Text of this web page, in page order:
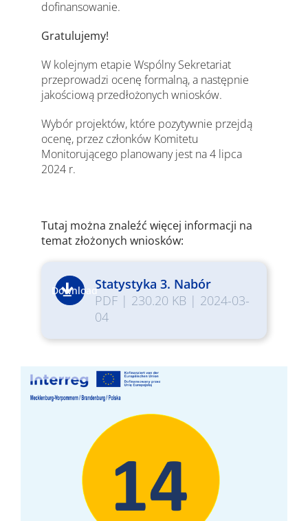
dofinansowanie.
Gratulujemy!
W kolejnym etapie Wspólny Sekretariat
przeprowadzi ocenę formalną, a następnie
jakościową przedłożonych wniosków.
Wybór projektów, które pozytywnie przejdą
ocenę, przez członków Komitetu
Monitorującego planowany jest na 4 lipca
2024 r.
Tutaj można znaleźć więcej informacji na
temat złożonych wniosków:
DownloadStatystyka 3. Nabór
PDF| 230.20 KB | 2024-03-
04